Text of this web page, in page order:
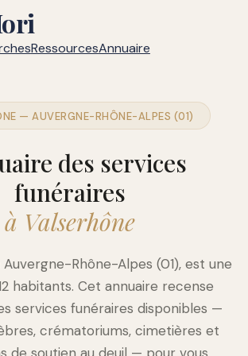
RessourcesAnnuaire
— AUVERGNE-RHÔNE-ALPES (01)
des services
funéraires
à Valserhône
Rhône-Alpes (01), est une
habitants. Cet annuaire recense
services funéraires disponibles —
crématoriums, cimetières et